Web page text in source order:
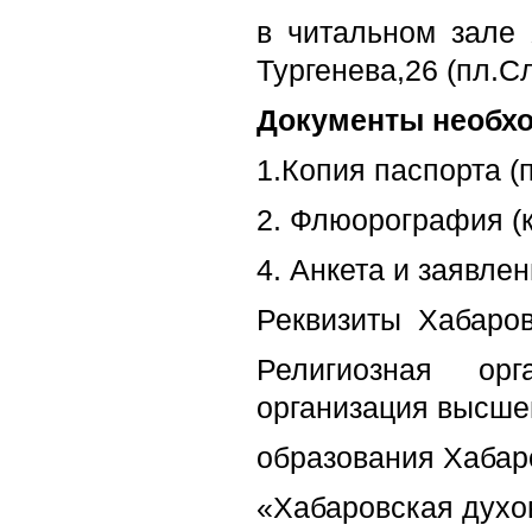
в читальном зале
Тургенева,26
Документы
1.Копия паспорта
2. Флюорография
4. Анкета и
Реквизиты
Религиозная
организация
образования
«Хабаровская